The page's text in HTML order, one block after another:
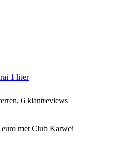
1 liter
6 klantreviews
met Club Karwei